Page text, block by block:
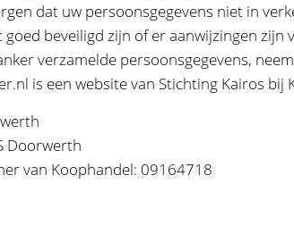
dat uw persoonsgegevens niet in
goed beveiligd zijn of er aanwijzingen
verzamelde persoonsgegevens,
is een website van Stichting Kairos
Doorwerth
van Koophandel: 09164718